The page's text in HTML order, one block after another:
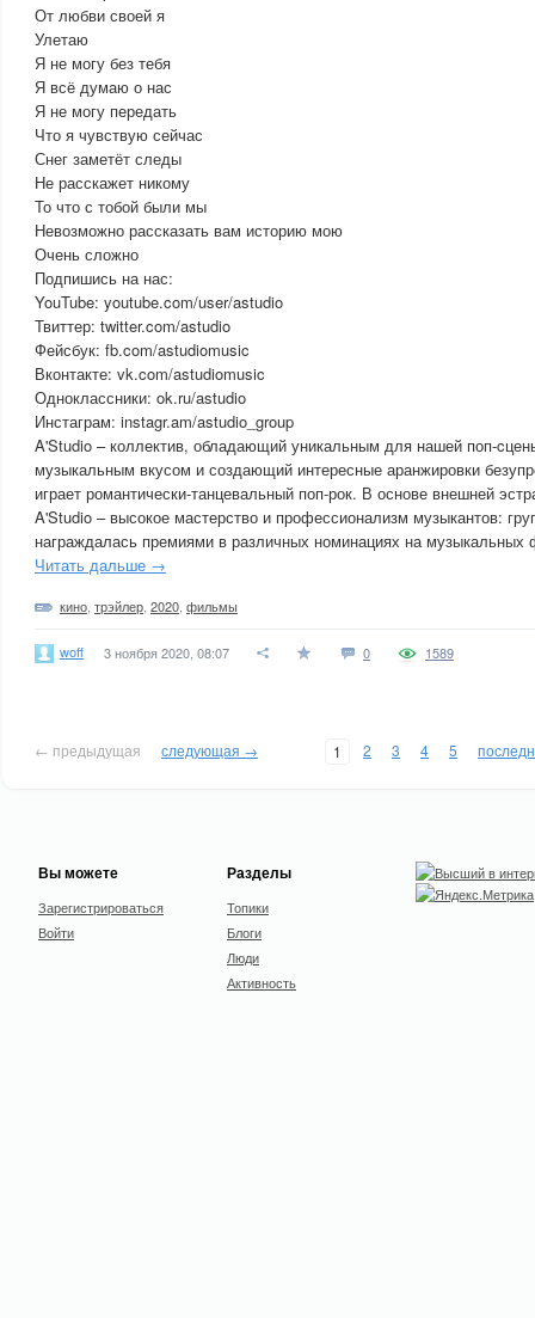
От любви своей я
Улетаю
Я не могу без тебя
Я всё думаю о нас
Я не могу передать
Что я чувствую сейчас
Снег заметёт следы
Не расскажет никому
То что с тобой были мы
Невозможно рассказать вам историю мою
Очень сложно
Подпишись на нас:
YouTube: youtube.com/user/astudio
Твиттер: twitter.com/astudio
Фейсбук: fb.com/astudiomusic
Вконтакте: vk.com/astudiomusic
Одноклассники: ok.ru/astudio
Инстаграм: instagr.am/astudio_group
A'Studio – коллектив, обладающий уникальным для нашей поп-
музыкальным вкусом и создающий интересные аранжировки
играет романтически-танцевальный поп-рок. В основе внешней
A'Studio – высокое мастерство и профессионализм музыкантов:
награждалась премиями в различных номинациях на музыкальных
Читать дальше →
кино трэйлер 2020 фильмы
woff 3 ноября 2020, 08:07 0 1589
← предыдущая следующая → 1 2 3 4 5
Вы можете
Зарегистрироваться
Войти
Разделы
Топики
Блоги
Люди
Активность